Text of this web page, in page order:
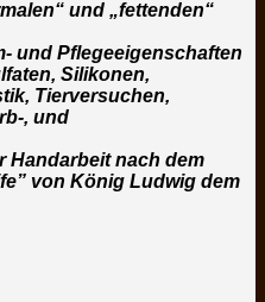
und „fettenden“
und Pflegeeigenschaften
Silikonen,
Tierversuchen,
, und
Handarbeit nach dem
von König Ludwig dem